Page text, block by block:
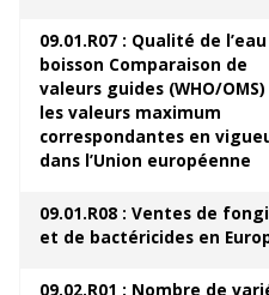
09.01.R07 : Qualité de
boisson Comparaison de
valeurs guides (WHO/
les valeurs maximum
correspondantes en
dans l’Union européenne
09.01.R08 : Ventes de
et de bactéricides en
09.02.R01 : Nombre de